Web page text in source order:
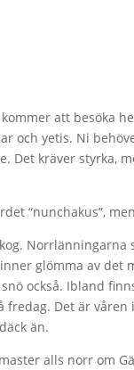
att besöka
yetis. Ni
Det kräver styrka,
“nunchakus”,
glömma av
också. Ibland
Det är
än.
alls norr om